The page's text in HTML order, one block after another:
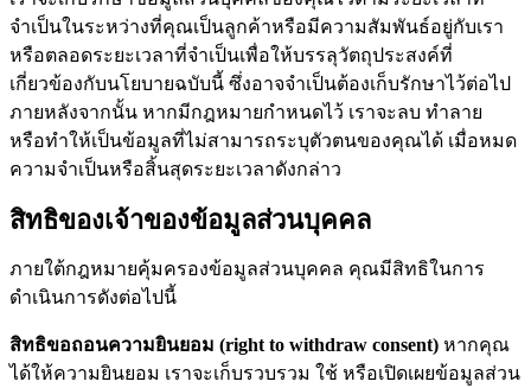
จำเป็นในระหว่างที่คุณเป็นลูกค้าหรือมีความสัมพันธ์อยู่กับเรา
หรือตลอดระยะเวลาที่จำเป็นเพื่อให้บรรลุวัตถุประสงค์ที่
เกี่ยวข้องกับนโยบายฉบับนี้ ซึ่งอาจจำเป็นต้องเก็บรักษาไว้ต่อไป
ภายหลังจากนั้น หากมีกฎหมายกำหนดไว้ เราจะลบ ทำลาย
หรือทำให้เป็นข้อมูลที่ไม่สามารถระบุตัวตนของคุณได้ เมื่อหมด
ความจำเป็นหรือสิ้นสุดระยะเวลาดังกล่าว
สิทธิของเจ้าของข้อมูลส่วนบุคคล
ภายใต้กฎหมายคุ้มครองข้อมูลส่วนบุคคล คุณมีสิทธิในการ
ดำเนินการดังต่อไปนี้
สิทธิขอถอนความยินยอม (right to withdraw consent) หากคุณ
ได้ให้ความยินยอม เราจะเก็บรวบรวม ใช้ หรือเปิดเผยข้อมูลส่วน